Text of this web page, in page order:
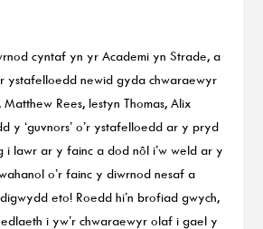
cyntaf yn yr Academi yn Strade, a
ystafelloedd newid gyda chwaraewyr
Rees, Iestyn Thomas, Alix
y ‘guvnors’ o’r ystafelloedd ar y pryd
i lawr ar y fainc a dod nôl i’w weld ar y
o’r fainc y diwrnod nesaf a
eto! Roedd hi’n brofiad gwych,
i yw’r chwaraewyr olaf i gael y